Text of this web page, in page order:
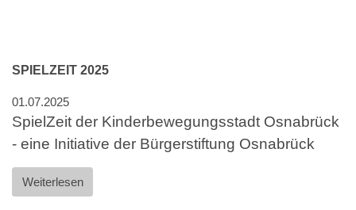
SPIELZEIT 2025
01.07.2025
SpielZeit der Kinderbewegungsstadt Osnabrück
- eine Initiative der Bürgerstiftung Osnabrück
Weiterlesen